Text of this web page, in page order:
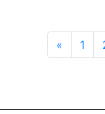
« Prev
1